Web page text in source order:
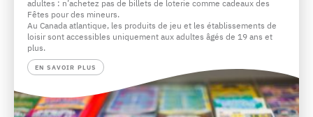
adultes : n’achetez pas de billets de loterie comme cadeaux des
Fêtes pour des mineurs.
Au Canada atlantique, les produits de jeu et les établissements de
loisir sont accessibles uniquement aux adultes âgés de 19 ans et
plus.
EN SAVOIR PLUS